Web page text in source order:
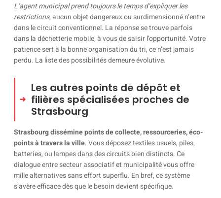
L’agent municipal prend toujours le temps d’expliquer les
restrictions, aucun objet dangereux ou surdimensionné n’entre
dans le circuit conventionnel. La réponse se trouve parfois
dans la déchetterie mobile, à vous de saisir l’opportunité. Votre
patience sert à la bonne organisation du tri, ce n’est jamais
perdu. La liste des possibilités demeure évolutive.
Les autres points de dépôt et
filières spécialisées proches de
Strasbourg
Strasbourg dissémine points de collecte, ressourceries, éco-
points à travers la ville. Vous déposez textiles usuels, piles,
batteries, ou lampes dans des circuits bien distincts. Ce
dialogue entre secteur associatif et municipalité vous offre
mille alternatives sans effort superflu. En bref, ce système
s’avère efficace dès que le besoin devient spécifique.